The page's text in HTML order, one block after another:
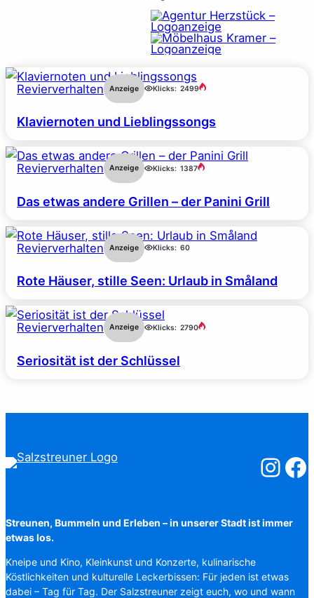
Revierverhalten Anzeige Klicks: 2499
Klaviernoten und Lieblingssongs
Revierverhalten Anzeige Klicks: 1387
Das etwas andere Grillen – der Panini Grill
Revierverhalten Anzeige Klicks: 60
Rote Häuser, stille Seen: Urlaub in Småland
Revierverhalten Anzeige Klicks: 2790
Seriosität ist der Schlüssel
Streunen, Bummeln und Erleben – in unserer Stadt ist immer
etwas los.
Kneipe und Kino, Kleinkunst und Konzerte, kulinarische
Köstlichkeiten und kulturelle Leckerbissen: Für jeden ist etwas
dabei – Tag für Tag. Der Salzstreuner zeigt euch, wo und wann